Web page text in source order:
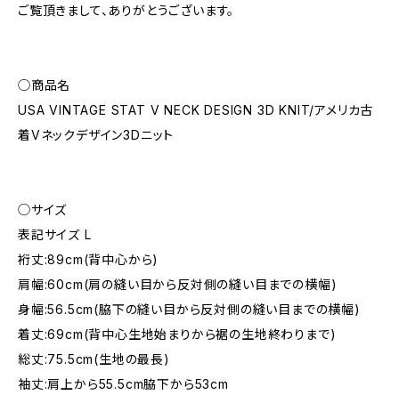
ご覧頂きまして、ありがとうございます。
◯商品名
USA VINTAGE STAT V NECK DESIGN 3D KNIT/アメリカ古
着Vネックデザイン3Dニット
◯サイズ
表記サイズ L
裄丈:89cm(背中心から)
肩幅:60cm(肩の縫い目から反対側の縫い目までの横幅)
身幅:56.5cm(脇下の縫い目から反対側の縫い目までの横幅)
着丈:69cm(背中心生地始まりから裾の生地終わりまで)
総丈:75.5cm(生地の最長)
袖丈:肩上から55.5cm脇下から53cm